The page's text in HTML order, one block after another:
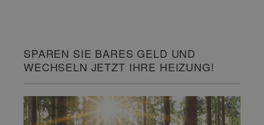
SPAREN SIE BARES GELD UND
WECHSELN JETZT IHRE HEIZUNG!